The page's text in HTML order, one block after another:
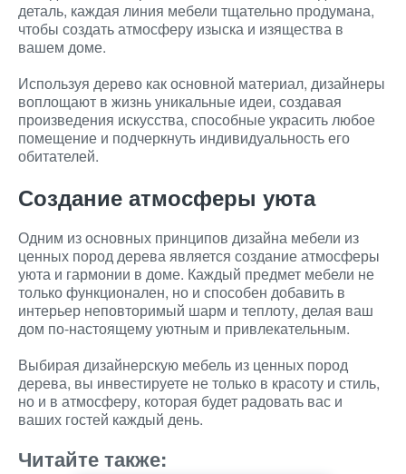
деталь, каждая линия мебели тщательно продумана,
чтобы создать атмосферу изыска и изящества в
вашем доме.
Используя дерево как основной материал, дизайнеры
воплощают в жизнь уникальные идеи, создавая
произведения искусства, способные украсить любое
помещение и подчеркнуть индивидуальность его
обитателей.
Создание атмосферы уюта
Одним из основных принципов дизайна мебели из
ценных пород дерева является создание атмосферы
уюта и гармонии в доме. Каждый предмет мебели не
только функционален, но и способен добавить в
интерьер неповторимый шарм и теплоту, делая ваш
дом по-настоящему уютным и привлекательным.
Выбирая дизайнерскую мебель из ценных пород
дерева, вы инвестируете не только в красоту и стиль,
но и в атмосферу, которая будет радовать вас и
ваших гостей каждый день.
Читайте также: